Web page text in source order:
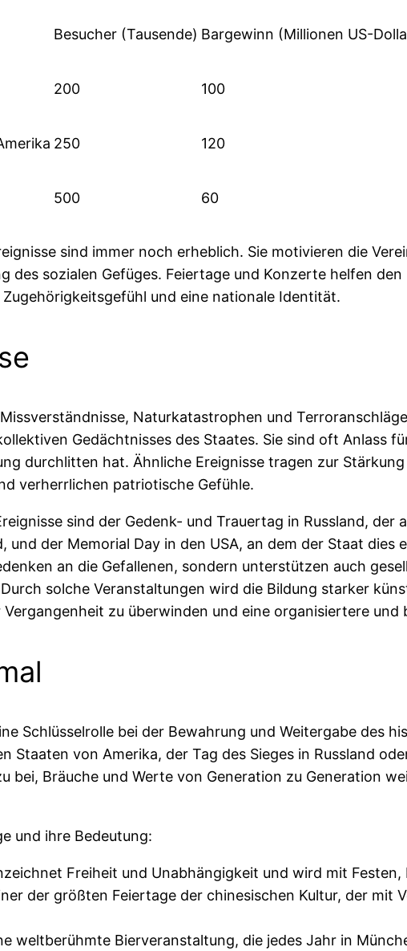
Besucher (Tausende) Bargewinn (Millionen US-
200 100
250 120
500 60
sind immer noch erheblich. Sie motivieren die
des sozialen Gefüges. Feiertage und Konzerte helfen
und eine nationale Identität.
Naturkatastrophen und
Gedächtnisses des Staates. Sie sind oft Anlass
durchlitten hat. Ähnliche Ereignisse tragen zur
verherrlichen patriotische Gefühle.
sind der Gedenk- und Trauertag in Russland, der
der Memorial Day in den USA, an dem der Staat dies
an die Gefallenen, sondern unterstützen auch
solche Veranstaltungen wird die Bildung starker
zu überwinden und eine organisiertere
Schlüsselrolle bei der Bewahrung und Weitergabe des
Staaten von Amerika, der Tag des Sieges in Russland
bei, Bräuche und Werte von Generation zu Generation
und ihre Bedeutung:
Freiheit und Unabhängigkeit und wird mit
der größten Feiertage der chinesischen Kultur, der mit
weltberühmte Bierveranstaltung, die jedes Jahr in